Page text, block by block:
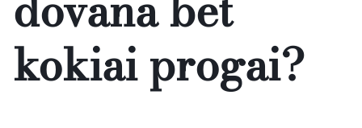
kokiai progai?